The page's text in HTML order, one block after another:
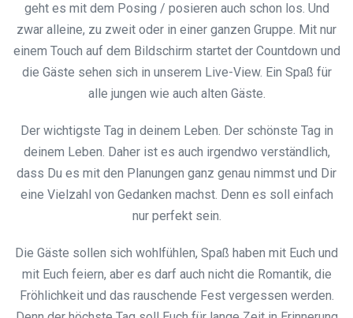
geht es mit dem Posing / posieren auch schon los. Und
zwar alleine, zu zweit oder in einer ganzen Gruppe. Mit nur
einem Touch auf dem Bildschirm startet der Countdown und
die Gäste sehen sich in unserem Live-View. Ein Spaß für
alle jungen wie auch alten Gäste.
Der wichtigste Tag in deinem Leben. Der schönste Tag in
deinem Leben. Daher ist es auch irgendwo verständlich,
dass Du es mit den Planungen ganz genau nimmst und Dir
eine Vielzahl von Gedanken machst. Denn es soll einfach
nur perfekt sein.
Die Gäste sollen sich wohlfühlen, Spaß haben mit Euch und
mit Euch feiern, aber es darf auch nicht die Romantik, die
Fröhlichkeit und das rauschende Fest vergessen werden.